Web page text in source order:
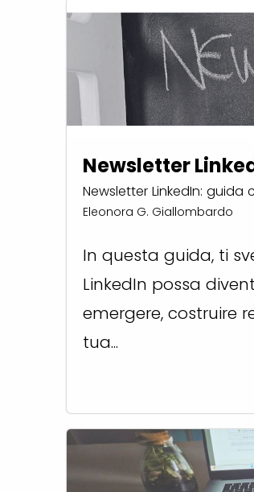
Newsletter
Newsletter LinkedIn: guida
Eleonora G. Giallombardo
In questa guida, ti
LinkedIn possa
emergere, costruire
tua...